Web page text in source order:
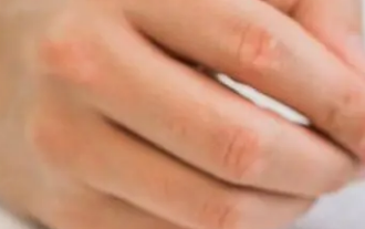
Manajemen Meja
Manajemen Karyawan